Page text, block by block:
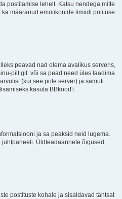
postitamise lehelt. Katsu nendega mitte
määranud emotikonide limiidi potituse
peavad nad olema avalikus serveris,
pilt.gif. või sa pead need üles laadima
(kui see pole server) ja samuti
kasuta BBkood'i.
ja sa peaksid neid lugema.
Üldteadaannete õigused
postituste kohale ja sisaldavad tähtsat